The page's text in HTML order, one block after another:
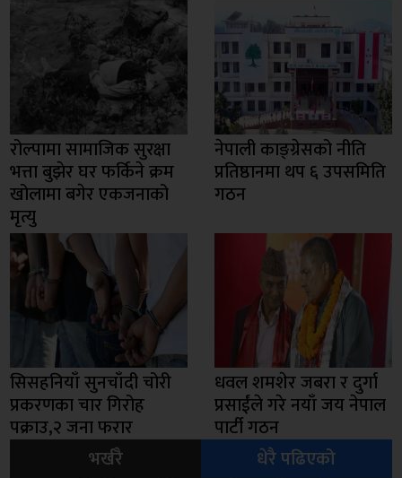
रोल्पामा सामाजिक सुरक्षा
भत्ता बुझेर घर फर्किने क्रम
खोलामा बगेर एकजनाको
मृत्यु
नेपाली काङ्ग्रेसको नीति
प्रतिष्ठानमा थप ६ उपसमिति
गठन
सिसहनियाँ सुनचाँदी चोरी
प्रकरणका चार गिरोह
पक्राउ,२ जना फरार
धवल शमशेर जबरा र दुर्गा
प्रसाईंले गरे नयाँ जय नेपाल
पार्टी गठन
भर्खरै
धेरै पढिएको